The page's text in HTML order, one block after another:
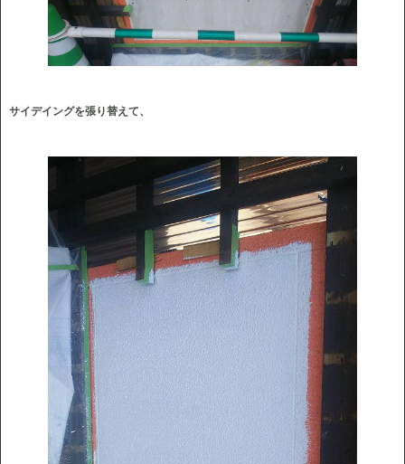
サイデイングを張り替えて、